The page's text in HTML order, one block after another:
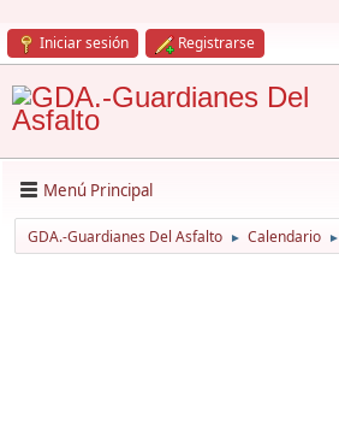
Iniciar sesión Registrarse
Menú Principal
GDA.-Guardianes Del Asfalto ► Calendario ►